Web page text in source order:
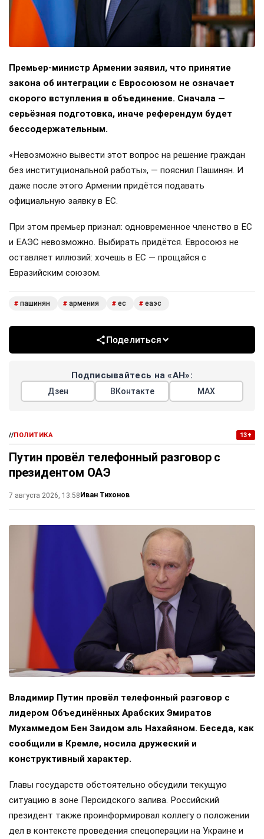
Премьер-министр Армении заявил, что принятие
закона об интеграции с Евросоюзом не означает
скорого вступления в объединение. Сначала —
серьёзная подготовка, иначе референдум будет
бессодержательным.
«Невозможно вывести этот вопрос на решение граждан
без институциональной работы», — пояснил Пашинян. И
даже после этого Армении придётся подавать
официальную заявку в ЕС.
При этом премьер признал: одновременное членство в ЕС
и ЕАЭС невозможно. Выбирать придётся. Евросоюз не
оставляет иллюзий: хочешь в ЕС — прощайся с
Евразийским союзом.
# пашинян # армения # ес # еаэс
Поделиться
Подписывайтесь на «АН»:
Дзен ВКонтакте МАХ
//ПОЛИТИКА 13+
Путин провёл телефонный разговор с
президентом ОАЭ
7 августа 2026, 13:58 Иван Тихонов
Владимир Путин провёл телефонный разговор с
лидером Объединённых Арабских Эмиратов
Мухаммедом Бен Заидом аль Нахайяном. Беседа, как
сообщили в Кремле, носила дружеский и
конструктивный характер.
Главы государств обстоятельно обсудили текущую
ситуацию в зоне Персидского залива. Российский
президент также проинформировал коллегу о положении
дел в контексте проведения спецоперации на Украине и